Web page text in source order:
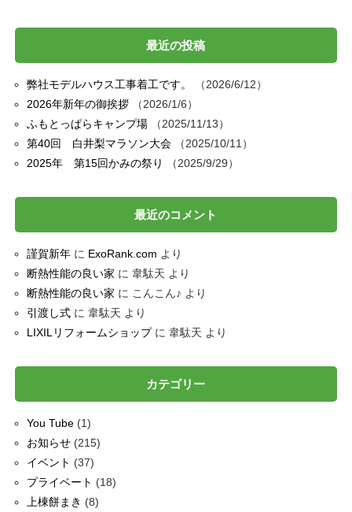
最近の投稿
弊社モデルハウス工事着工です。
2026/6/12
2026年新年の御挨拶
2026/1/6
ふもとっぱらキャンプ場
2025/11/13
第40回 白井梨マラソン大会
2025/10/11
2025年 第15回かみの祭り
2025/9/29
最近のコメント
謹賀新年に ExoRank.com より
断熱性能の良い家 に 韋駄天 より
断熱性能の良い家 に こんこん♪ より
引渡し式に 韋駄天 より
LIXILリフォームショップに 韋駄天 より
カテゴリー
You Tube(1)
お知らせ(215)
イベント (37)
プライベート (18)
上棟餅まき (8)